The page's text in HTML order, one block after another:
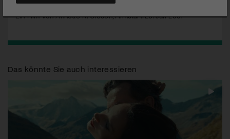
Ein Film von Annette K. Olesen, Filmstart: 26. Juli 2007
Das könnte Sie auch interessieren